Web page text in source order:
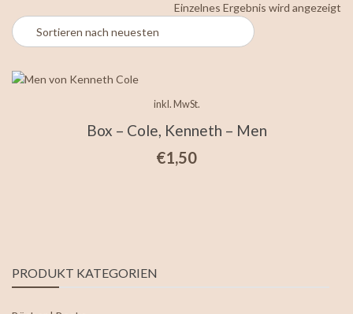
Einzelnes Ergebnis wird angezeigt
inkl. MwSt.
Box – Cole, Kenneth – Men
€1,50
PRODUKT KATEGORIEN